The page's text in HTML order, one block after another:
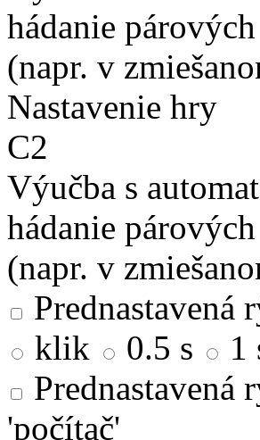
hádanie
(napr. v
Nastavenie hry
C2
Výučba s
hádanie
(napr. v
Prednastavená
klik
0.5 s 1
'počítač'